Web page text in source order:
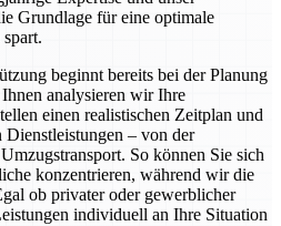
Grundlage für eine optimale
beginnt bereits bei der Planung
analysieren wir Ihre
einen realistischen Zeitplan und
– von der
So können Sie sich
konzentrieren, während wir die
ob privater oder gewerblicher
individuell an Ihre Situation